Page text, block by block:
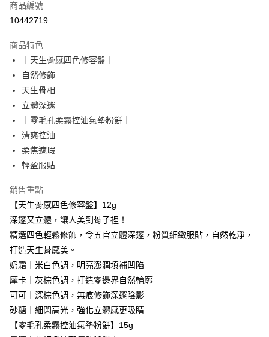
超商取貨付款
Apple Pay
悠遊付
Google Pay
大哥付你分期
相關說明
【大哥付你分期使用說明】
1.本服務由台灣大哥大提供，台灣大哥大用戶可立即使用無須另外申請。
流程，驗證手機門號後，選擇欲分期的期數、繳款截止日，確認付款後即完
成交易。
3.實際核准額度、可分期數及費用金額請依後續交易確認頁面所載為準。
4.訂單成立30分鐘內，如未前往確認交易或遇審核未通過，訂單將自動取
法說明評估內容。
【繳款方式說明】
1.分期款項不併入電信帳單，「大哥付你分期」於每月結算日後寄送繳費提
醒簡訊。
2.透過簡訊連結打開帳單後，可選擇「超商條碼／台灣大直營門市／銀行轉
帳／街口支付／iPASS MONEY」等通路繳費。
【注意事項】
1.本服務係由「台灣大哥大股份有限公司」（以下簡稱本公司）所提供，讓
AFTEE先享後付
【關於「AFTEE先享後付」】
AFTEE先享後付是「在收到商品之後才付款」的支付方式。 讓您購物簡單
便利好安心！
１．簡單：不需註冊會員、不需綁卡、不需儲值。
２．便利：只要手機號碼，簡訊認證，即可結帳。
【「AFTEE先享後付」結帳流程】
１．於結帳方式選擇「AFTEE先享後付」後，將跳轉至「AFTEE先享後付」
結帳頁面，進行簡訊認證並確認金額後，即可完成結帳。
２．訂單成立數日內，您將收到繳費通知簡訊。
３．收到繳費通知簡訊後14天內，點擊此簡訊中的連結，可透過四大超商／
ATM／網路銀行／等多元方式進行付款，方視為交易完成。
※ 請注意：結帳手續完成當下不需立刻繳費，但若您需要取消訂單，請聯絡
貨到付款
運送方式
全家付款取貨
每筆NT$80，滿NT$499(含以上)免運費
付款後全家取貨
每筆NT$80，滿NT$699(含以上)免運費
商品編號
10442719
商品特色
｜天生骨感四色修容盤｜
自然修飾
天生骨相
立體深邃
｜零毛孔柔霧控油氣墊粉餅｜
清爽控油
柔焦遮瑕
輕盈服貼
銷售重點
【天生骨感四色修容盤】12g
深邃又立體，讓人美到骨子裡！
精選四色輕鬆修飾，令五官立體深邃，粉質細緻服貼，自然乾淨，
打造天生骨感美。
奶霜｜米白色調，明亮澎潤填補凹陷
摩卡｜灰棕色調，打造零邊界自然輪廓
可可｜深棕色調，無痕修飾深邃陰影
砂糖｜細閃高光，強化立體感更吸睛
【零毛孔柔霧控油氣墊粉餅】15g